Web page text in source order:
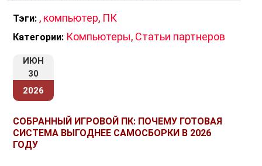
Тэги: , компьютер, ПК
Категории: Компьютеры, Статьи партнеров
ИЮН
30
2026
СОБРАННЫЙ ИГРОВОЙ ПК: ПОЧЕМУ ГОТОВАЯ
СИСТЕМА ВЫГОДНЕЕ САМОСБОРКИ В 2026
ГОДУ